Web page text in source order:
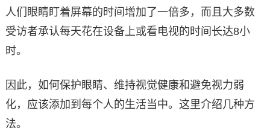
人们眼睛盯着屏幕的时间增加了一倍多，而且大多数
受访者承认每天花在设备上或看电视的时间长达8小
时。
因此，如何保护眼睛、维持视觉健康和避免视力弱
化，应该添加到每个人的生活当中。这里介绍几种方
法。